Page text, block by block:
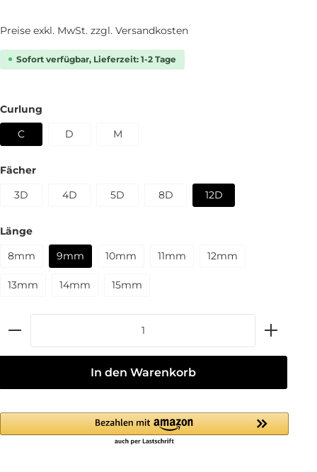
Preise exkl. MwSt. zzgl. Versandkosten
Sofort verfügbar, Lieferzeit: 1-2 Tage
Curlung
C
D M
Fächer
3D
4D 5D 8D 12D
Länge
8mm
9mm 10mm 11mm 12mm
13mm 14mm 15mm
In den Warenkorb